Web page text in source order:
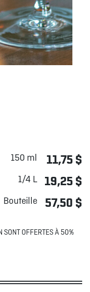
150 ml 11,75 $
1/4 L 19,25 $
Bouteille 57,50 $
SONT OFFERTES À 50%